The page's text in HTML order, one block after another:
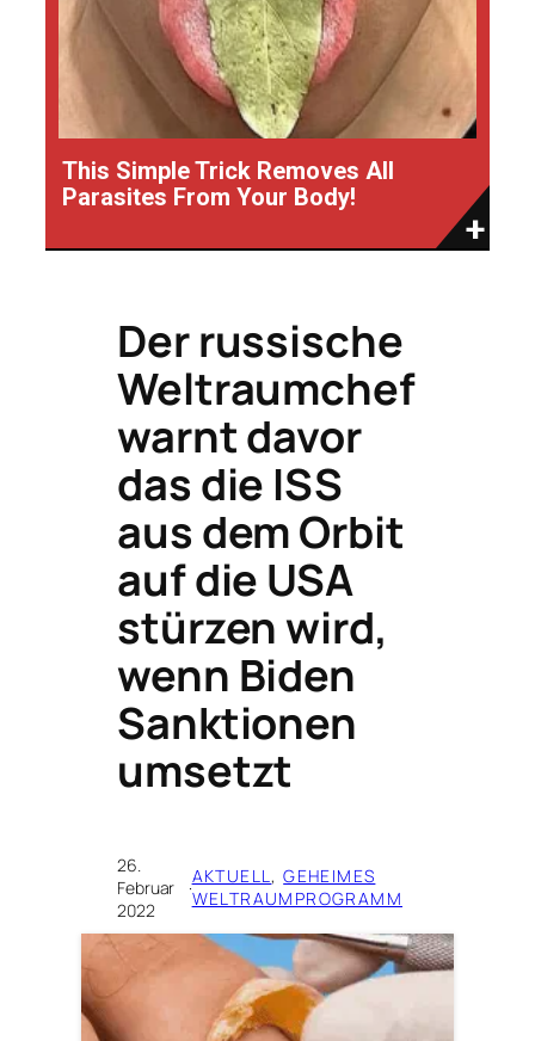
This Simple Trick Removes All
Parasites From Your Body!
Der russische
Weltraumchef
warnt davor
das die ISS
aus dem Orbit
auf die USA
stürzen wird,
wenn Biden
Sanktionen
umsetzt
26.
Februar
2022
·AKTUELL, GEHEIMES
WELTRAUMPROGRAMM